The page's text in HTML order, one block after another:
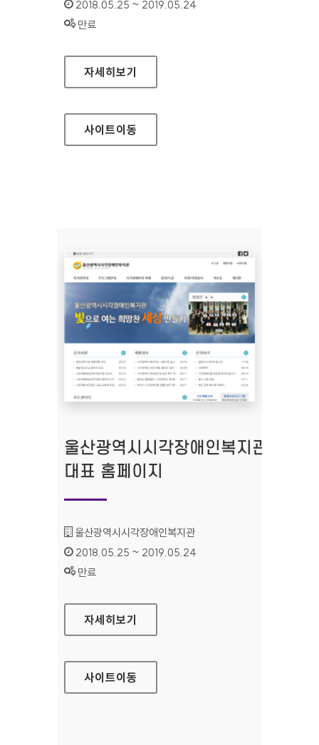
인증기간 :
2018.05.25 ~ 2019.05.24
상태 :
만료
한국정보화진흥원 대표 홈페이지
자세히보기
사이트이동
울산광역시시각장애인복지관
대표 홈페이지
기관명 :
울산광역시시각장애인복지관
인증기간 :
2018.05.25 ~ 2019.05.24
상태 :
만료
울산광역시시각장애인복지관 대표 홈페이지
자세히보기
사이트이동